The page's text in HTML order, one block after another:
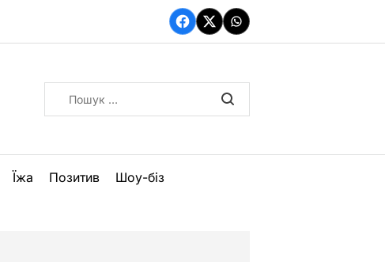
Facebook
TwitterWhatsApp
Їжа Позитив Шоу-біз